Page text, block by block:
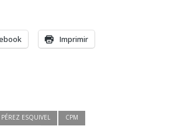
Imprimir
ESQUIVEL
CPM